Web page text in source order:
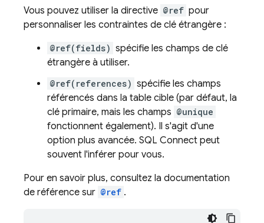
Vous pouvez utiliser la directive @ref pour
personnaliser les contraintes de clé étrangère :
@ref(fields) spécifie les champs de clé
étrangère à utiliser.
@ref(references) spécifie les champs
référencés dans la table cible (par défaut, la
clé primaire, mais les champs @unique
fonctionnent également). Il s'agit d'une
option plus avancée. SQL Connect peut
souvent l'inférer pour vous.
Pour en savoir plus, consultez la documentation
de référence sur @ref .